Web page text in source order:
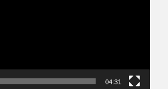
04:31